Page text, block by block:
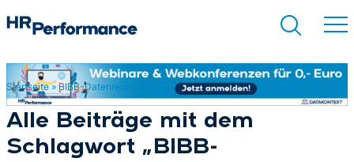
Suchen
Startseite» BIBB-Datenreport
Alle Beiträge mit dem
Schlagwort „BIBB-